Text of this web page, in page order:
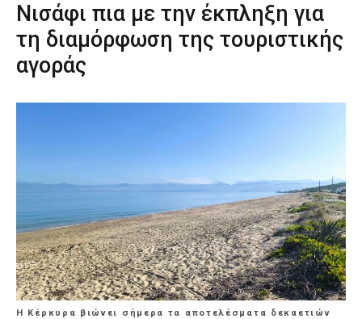
Νισάφι πια με την έκπληξη για
τη διαμόρφωση της τουριστικής
αγοράς
Η Κέρκυρα βιώνει σήμερα τα αποτελέσματα δεκαετιών